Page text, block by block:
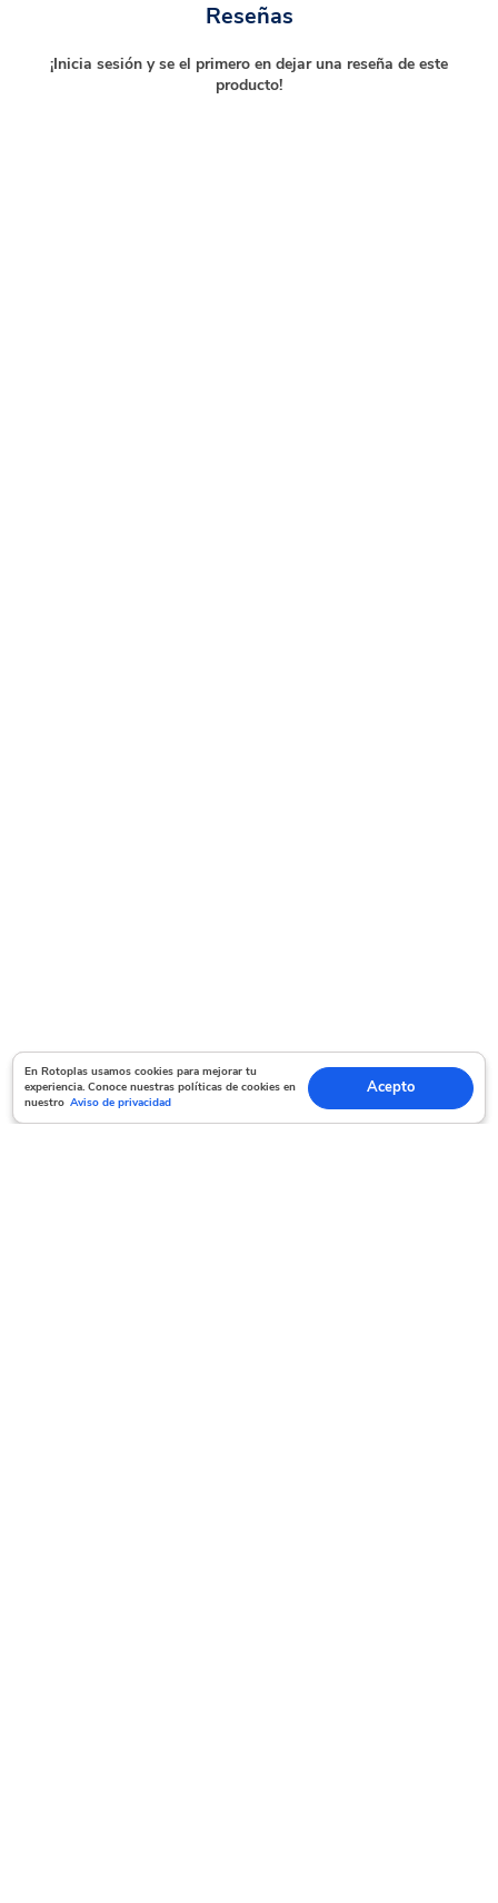
En Rotoplas usamos cookies para mejorar tu experiencia. Conoce nuestras políticas
de cookies en nuestro Aviso de privacidad Acepto
En Rotoplas usamos cookies para mejorar tu
experiencia. Conoce nuestras políticas de cookies en
nuestro Aviso de privacidad
Acepto
Reseñas
¡Inicia sesión y se el primero en dejar una reseña de este
producto!